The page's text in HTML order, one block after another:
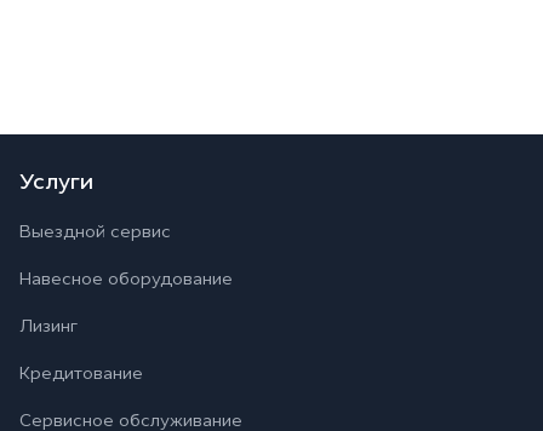
Услуги
Выездной сервис
Навесное оборудование
Лизинг
Кредитование
Сервисное обслуживание